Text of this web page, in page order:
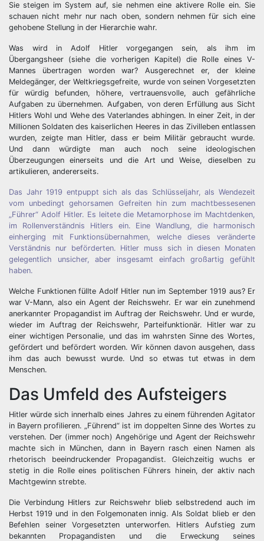
Sie steigen im System auf, sie nehmen eine aktivere Rolle ein. Sie
schauen nicht mehr nur nach oben, sondern nehmen für sich eine
gehobene Stellung in der Hierarchie wahr.
Was wird in Adolf Hitler vorgegangen sein, als ihm im
Übergangsheer (siehe die vorherigen Kapitel) die Rolle eines V-
Mannes übertragen worden war? Ausgerechnet er, der kleine
Meldegänger, der Weltkriegsgefreite, wurde von seinen Vorgesetzten
für würdig befunden, höhere, vertrauensvolle, auch gefährliche
Aufgaben zu übernehmen. Aufgaben, von deren Erfüllung aus Sicht
Hitlers Wohl und Wehe des Vaterlandes abhingen. In einer Zeit, in der
Millionen Soldaten des kaiserlichen Heeres in das Zivilleben entlassen
wurden, zeigte man Hitler, dass er beim Militär gebraucht wurde.
Und dann würdigte man auch noch seine ideologischen
Überzeugungen einerseits und die Art und Weise, dieselben zu
artikulieren, andererseits.
Das Jahr 1919 entpuppt sich als das Schlüsseljahr, als Wendezeit
vom unbedingt gehorsamen Gefreiten hin zum machtbessesenen
„Führer“ Adolf Hitler. Es leitete die Metamorphose im Machtdenken,
im Rollenverständnis Hitlers ein. Eine Wandlung, die harmonisch
einherging mit Funktionsübernahmen, welche dieses veränderte
Verständnis nur beförderten. Hitler muss sich in diesen Monaten
gelegentlich unsicher, aber insgesamt einfach großartig gefühlt
haben.
Welche Funktionen füllte Adolf Hitler nun im September 1919 aus? Er
war V-Mann, also ein Agent der Reichswehr. Er war ein zunehmend
anerkannter Propagandist im Auftrag der Reichswehr. Und er wurde,
wieder im Auftrag der Reichswehr, Parteifunktionär. Hitler war zu
einer wichtigen Personalie, und das im wahrsten Sinne des Wortes,
gefördert und befördert worden. Wir können davon ausgehen, dass
ihm das auch bewusst wurde. Und so etwas tut etwas in dem
Menschen.
Das Umfeld des Aufsteigers
Hitler würde sich innerhalb eines Jahres zu einem führenden Agitator
in Bayern profilieren. „Führend“ ist im doppelten Sinne des Wortes zu
verstehen. Der (immer noch) Angehörige und Agent der Reichswehr
machte sich in München, dann in Bayern rasch einen Namen als
rhetorisch beeindruckender Propagandist. Gleichzeitig wuchs er
stetig in die Rolle eines politischen Führers hinein, der aktiv nach
Machtgewinn strebte.
Die Verbindung Hitlers zur Reichswehr blieb selbstredend auch im
Herbst 1919 und in den Folgemonaten innig. Als Soldat blieb er den
Befehlen seiner Vorgesetzten unterworfen. Hitlers Aufstieg zum
bekannten Propagandisten und die Erweckung seines